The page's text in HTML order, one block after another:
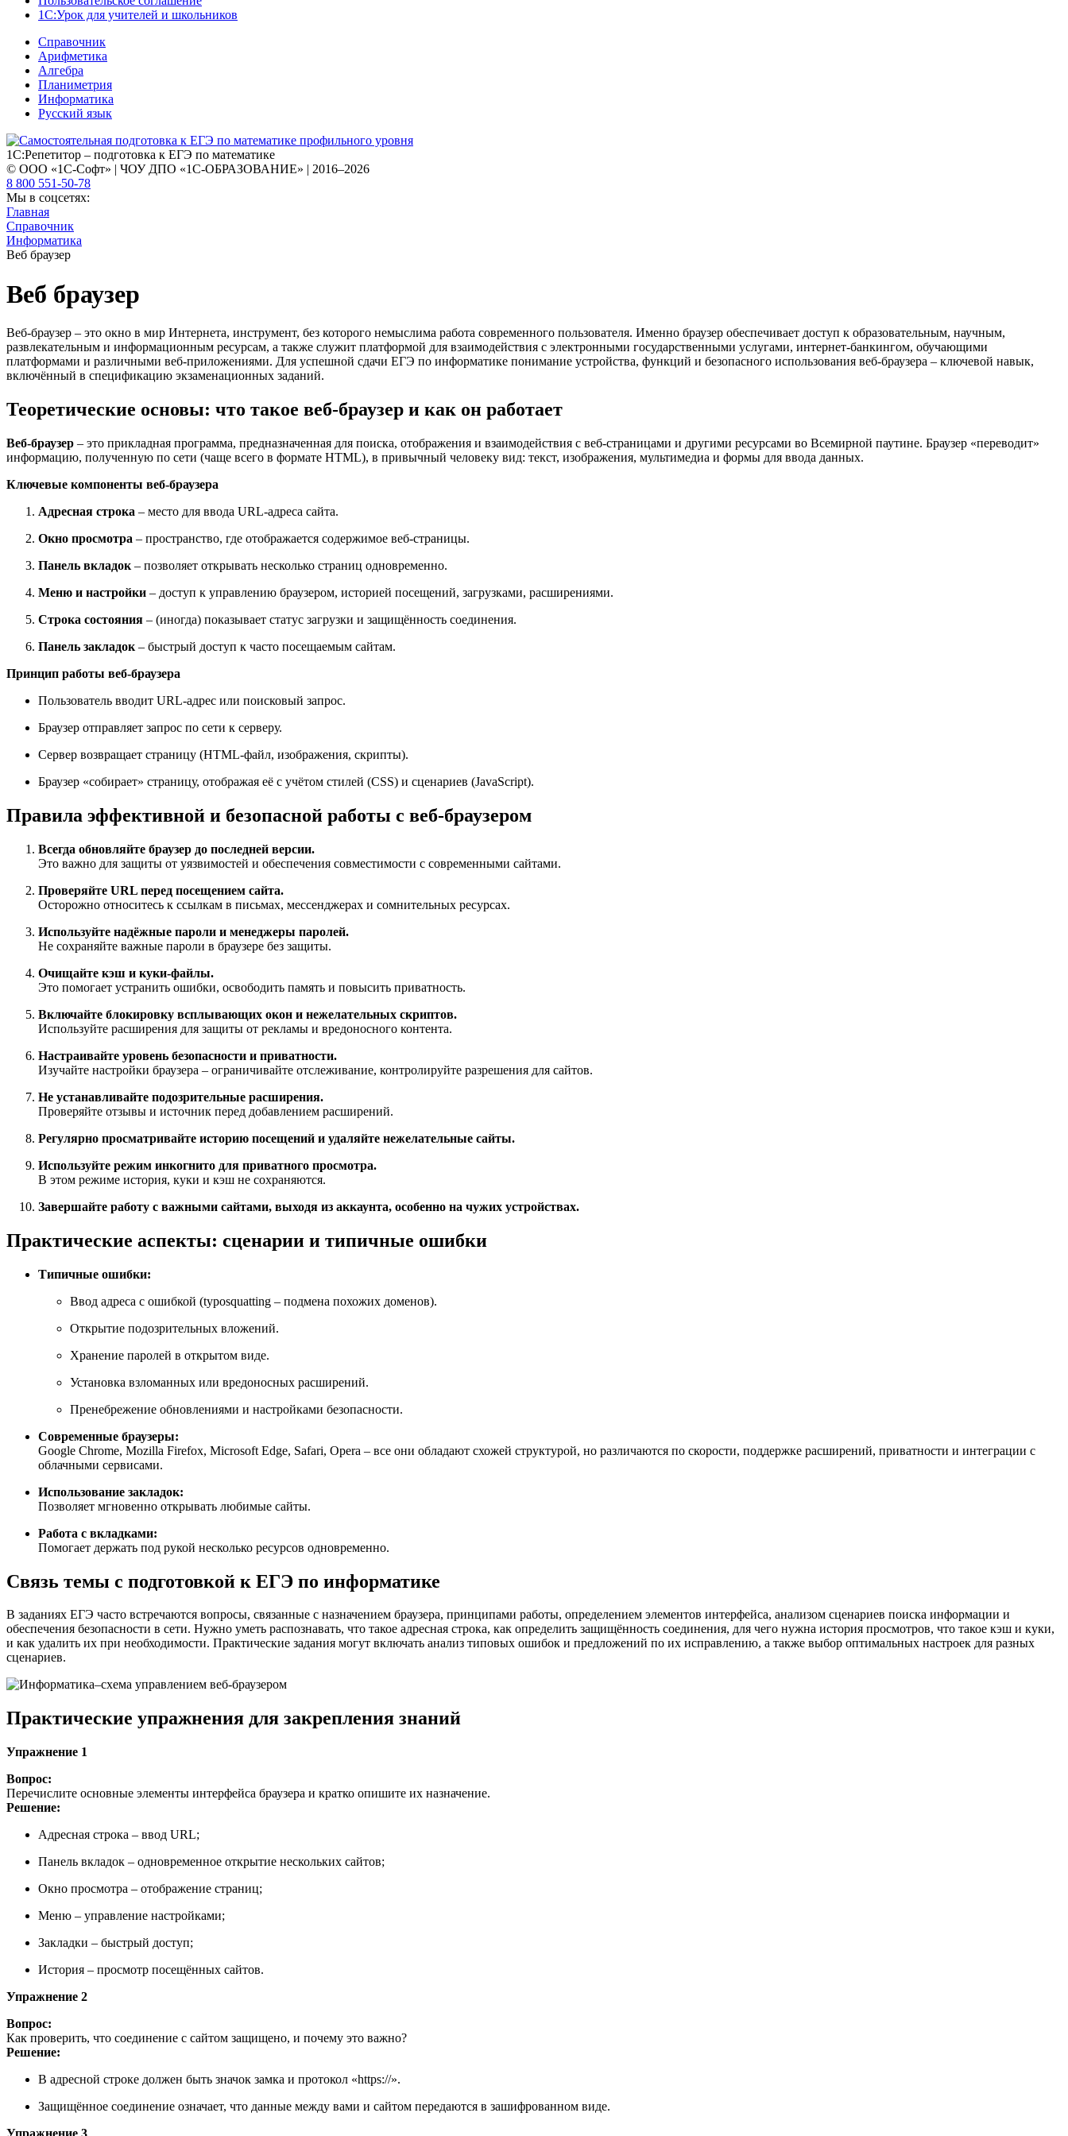
1С:Урок для учителей и школьников
Справочник
Арифметика
Алгебра
Планиметрия
Информатика
Русский язык
1С:Репетитор – подготовка к ЕГЭ по математике
© ООО «1С-Софт» | ЧОУ ДПО «1С-ОБРАЗОВАНИЕ» | 2016–2026
8 800 551-50-78
Мы в соцсетях:
Главная
Справочник
Информатика
Веб браузер
Веб браузер
Веб-браузер – это окно в мир Интернета, инструмент, без которого немыслима работа современного пользователя. Именно браузер обеспечивает доступ к образовательным, научным,
развлекательным и информационным ресурсам, а также служит платформой для взаимодействия с электронными государственными услугами, интернет-банкингом, обучающими
платформами и различными веб-приложениями. Для успешной сдачи ЕГЭ по информатике понимание устройства, функций и безопасного использования веб-браузера – ключевой навык,
включённый в спецификацию экзаменационных заданий.
Теоретические основы: что такое веб-браузер и как он работает
Веб-браузер – это прикладная программа, предназначенная для поиска, отображения и взаимодействия с веб-страницами и другими ресурсами во Всемирной паутине. Браузер «переводит»
информацию, полученную по сети (чаще всего в формате HTML), в привычный человеку вид: текст, изображения, мультимедиа и формы для ввода данных.
Ключевые компоненты веб-браузера
Адресная строка – место для ввода URL-адреса сайта.
Окно просмотра – пространство, где отображается содержимое веб-страницы.
Панель вкладок – позволяет открывать несколько страниц одновременно.
Меню и настройки – доступ к управлению браузером, историей посещений, загрузками, расширениями.
Строка состояния – (иногда) показывает статус загрузки и защищённость соединения.
Панель закладок – быстрый доступ к часто посещаемым сайтам.
Принцип работы веб-браузера
Пользователь вводит URL-адрес или поисковый запрос.
Браузер отправляет запрос по сети к серверу.
Сервер возвращает страницу (HTML-файл, изображения, скрипты).
Браузер «собирает» страницу, отображая её с учётом стилей (CSS) и сценариев (JavaScript).
Правила эффективной и безопасной работы с веб-браузером
Всегда обновляйте браузер до последней версии.
Это важно для защиты от уязвимостей и обеспечения совместимости с современными сайтами.
Проверяйте URL перед посещением сайта.
Осторожно относитесь к ссылкам в письмах, мессенджерах и сомнительных ресурсах.
Используйте надёжные пароли и менеджеры паролей.
Не сохраняйте важные пароли в браузере без защиты.
Очищайте кэш и куки-файлы.
Это помогает устранить ошибки, освободить память и повысить приватность.
Включайте блокировку всплывающих окон и нежелательных скриптов.
Используйте расширения для защиты от рекламы и вредоносного контента.
Настраивайте уровень безопасности и приватности.
Изучайте настройки браузера – ограничивайте отслеживание, контролируйте разрешения для сайтов.
Не устанавливайте подозрительные расширения.
Проверяйте отзывы и источник перед добавлением расширений.
Регулярно просматривайте историю посещений и удаляйте нежелательные сайты.
Используйте режим инкогнито для приватного просмотра.
В этом режиме история, куки и кэш не сохраняются.
Завершайте работу с важными сайтами, выходя из аккаунта, особенно на чужих устройствах.
Практические аспекты: сценарии и типичные ошибки
Типичные ошибки:
Ввод адреса с ошибкой (typosquatting – подмена похожих доменов).
Открытие подозрительных вложений.
Хранение паролей в открытом виде.
Установка взломанных или вредоносных расширений.
Пренебрежение обновлениями и настройками безопасности.
Современные браузеры:
Google Chrome, Mozilla Firefox, Microsoft Edge, Safari, Opera – все они обладают схожей структурой, но различаются по скорости, поддержке расширений, приватности и интеграции с
облачными сервисами.
Использование закладок:
Позволяет мгновенно открывать любимые сайты.
Работа с вкладками:
Помогает держать под рукой несколько ресурсов одновременно.
Связь темы с подготовкой к ЕГЭ по информатике
В заданиях ЕГЭ часто встречаются вопросы, связанные с назначением браузера, принципами работы, определением элементов интерфейса, анализом сценариев поиска информации и
обеспечения безопасности в сети. Нужно уметь распознавать, что такое адресная строка, как определить защищённость соединения, для чего нужна история просмотров, что такое кэш и куки,
и как удалить их при необходимости. Практические задания могут включать анализ типовых ошибок и предложений по их исправлению, а также выбор оптимальных настроек для разных
сценариев.
Практические упражнения для закрепления знаний
Упражнение 1
Вопрос:
Перечислите основные элементы интерфейса браузера и кратко опишите их назначение.
Решение:
Адресная строка – ввод URL;
Панель вкладок – одновременное открытие нескольких сайтов;
Окно просмотра – отображение страниц;
Меню – управление настройками;
Закладки – быстрый доступ;
История – просмотр посещённых сайтов.
Упражнение 2
Вопрос:
Как проверить, что соединение с сайтом защищено, и почему это важно?
Решение:
В адресной строке должен быть значок замка и протокол «https://».
Защищённое соединение означает, что данные между вами и сайтом передаются в зашифрованном виде.